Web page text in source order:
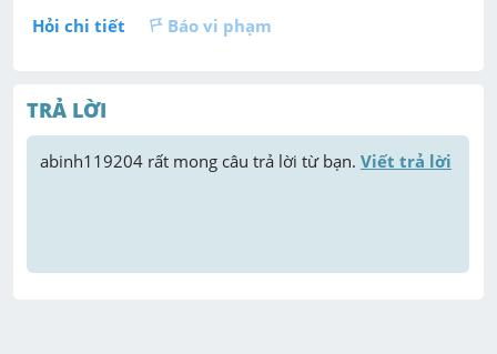
Hỏi chi tiết Báo vi phạm
TRẢ LỜI
abinh119204 rất mong câu trả lời từ bạn. Viết trả lời